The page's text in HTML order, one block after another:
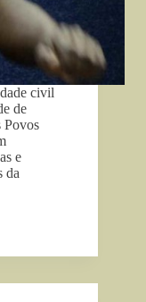
civil
de
Povos
e
da